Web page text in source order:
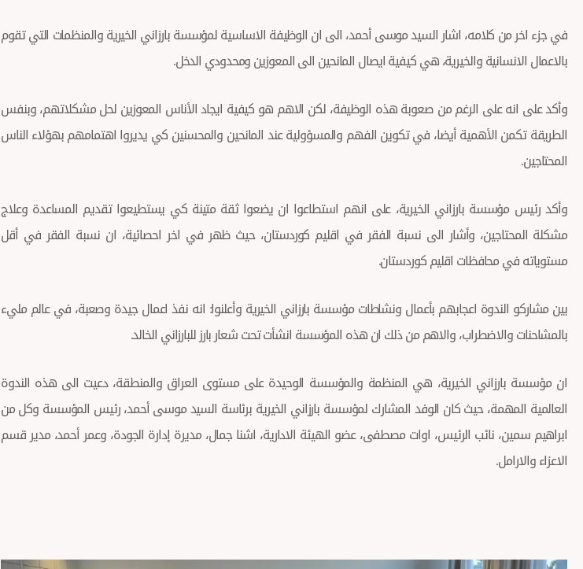
في جزء اخر من كلامه، اشار السيد موسى أحمد، الى ان الوظيفة الاساسية لمؤسسة بارزاني الخيرية والمنظمات التي تقوم
بالاعمال الانسانية والخيرية، هي كيفية ايصال المانحين الى المعوزين ومحدودي الدخل.
وأكد على انه على الرغم من صعوبة هذه الوظيفة، لكن الاهم هو كيفية ايجاد الأناس المعوزين لحل مشكلاتهم، وبنفس
الطريقة تكمن الأهمية أيضا، في تكوين الفهم والمسؤولية عند المانحين والمحسنين كي يديروا اهتمامهم بهؤلاء الناس
المحتاجين.
وأكد رئيس مؤسسة بارزاني الخيرية، على انهم استطاعوا ان يضعوا ثقة متينة كي يستطيعوا تقديم المساعدة وعلاج
مشكلة المحتاجين، وأشار الى نسبة الفقر في اقليم كوردستان، حيث ظهر في اخر احصائية، ان نسبة الفقر في أقل
مستوياته في محافظات اقليم كوردستان.
بين مشاركو الندوة اعجابهم بأعمال ونشاطات مؤسسة بارزاني الخيرية وأعلنوا: انه نفذ اعمال جيدة وصعبة، في عالم مليء
بالمشاحنات والاضطراب، والاهم من ذلك ان هذه المؤسسة انشأت تحت شعار بارز للبارزاني الخالد.
ان مؤسسة بارزاني الخيرية، هي المنظمة والمؤسسة الوحيدة على مستوى العراق والمنطقة، دعيت الى هذه الندوة
العالمية المهمة، حيث كان الوفد المشارك لمؤسسة بارزاني الخيرية برئاسة السيد موسى أحمد، رئيس المؤسسة وكل من
ابراهيم سمين، نائب الرئيس، اوات مصطفى، عضو الهيئة الادارية، اشنا جمال، مديرة إدارة الجودة، وعمر أحمد، مدير قسم
الاعزاء والارامل.